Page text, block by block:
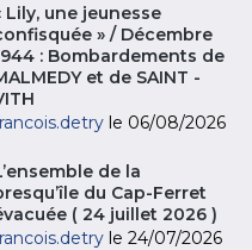
Lily, une jeunesse
» / Décembre
: Bombardements de
et de SAINT -
le 06/08/2026
de la
du Cap-Ferret
( 24 juillet 2026 )
le 24/07/2026